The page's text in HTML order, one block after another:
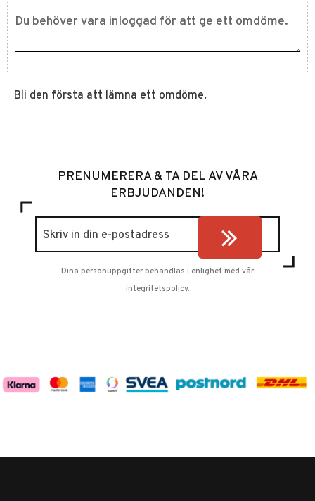
Bli den första att lämna ett omdöme.
PRENUMERERA & TA DEL AV VÅRA
ERBJUDANDEN!
Dina personuppgifter behandlas i enlighet med vår
integritetspolicy.